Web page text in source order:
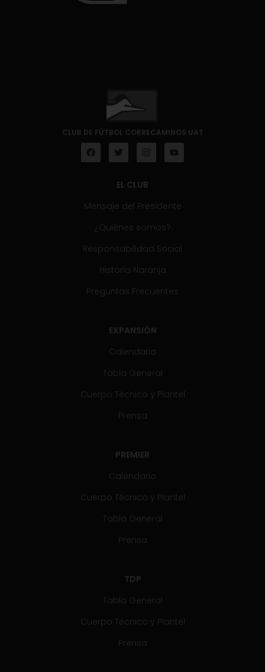
CLUB DE FÚTBOL CORRECAMINOS UAT
EL CLUB
Mensaje del Presidente
¿Quiénes somos?
Responsabilidad Social
Historia Naranja
Preguntas Frecuentes
EXPANSIÓN
Calendario
Tabla General
Cuerpo Técnico y Plantel
Prensa
PREMIER
Calendario
Cuerpo Técnico y Plantel
Tabla General
Prensa
TDP
Tabla General
Cuerpo Técnico y Plantel
Prensa